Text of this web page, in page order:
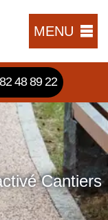
MENU
48 89 22
Cantiers